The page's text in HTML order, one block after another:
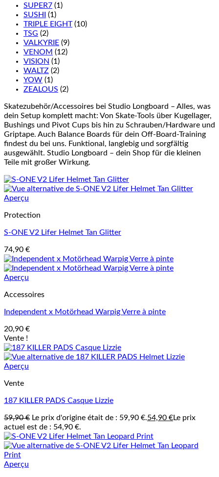
SUPER7 (1)
SUSHI
(1)
TRIPLE EIGHT (10)
TSG (2)
VALKYRIE (9)
VENOM (12)
VISION (1)
WALTZ (2)
YOW (1)
ZEALOUS (2)
Skatezubehör/Accessoires bei Studio Longboard – Alles, was
dein Setup komplett macht: Von Skate-Tools über Kugellager,
Bushings und Pivot Cups bis hin zu Schrauben/Hardware und
Griptape. Auch Balance Boards für dein Off-Board-Training
findest du bei uns. Funktional, langlebig und sorgfältig
ausgewählt. Studio Longboard – dein Shop für die kleinen
Teile mit großer Wirkung.
Aperçu
Protection
S-ONE V2 Lifer Helmet Tan Glitter
74,90 €
Aperçu
Accessoires
Independent x Motörhead Warpig Verre à pinte
20,90 €
Vente !
Aperçu
Vente
187 KILLER PADS Casque Lizzie
59,90€ Le prix d'origine était de : 59,90 €.54,90 €Le prix
actuel est de : 54,90 €.
Aperçu